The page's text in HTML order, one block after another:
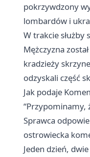
pokrzywdzony
lombardów i
W trakcie
Mężczyzna
kradzieży
odzyskali część
Jak podaje
“Przypominamy,
Sprawca
ostrowiecka
Jeden dzień,